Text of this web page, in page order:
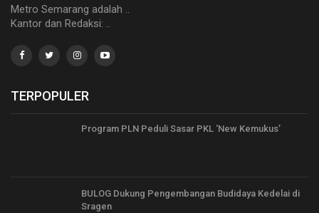
Metro Semarang adalah ..
Kantor dan Redaksi: ..
TERPOPULER
Program PLN Peduli Sasar PKL ‘New Kemukus’
BULOG Dukung Pengembangan Budidaya Kedelai di
Sragen